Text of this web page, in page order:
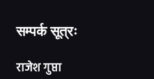
सम्पर्क सूत्रः
राजेश गुप्ता